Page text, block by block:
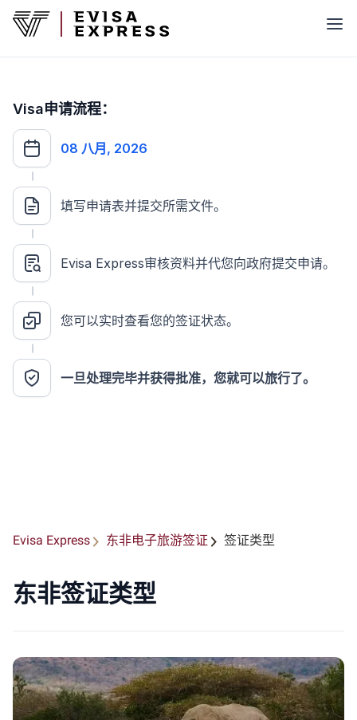
Visa申请流程：
08 八月, 2026
填写申请表并提交所需文件。
Evisa Express审核资料并代您向政府提交申请。
您可以实时查看您的签证状态。
一旦处理完毕并获得批准，您就可以旅行了。
Evisa Express 东非电子旅游签证 签证类型
东非签证类型